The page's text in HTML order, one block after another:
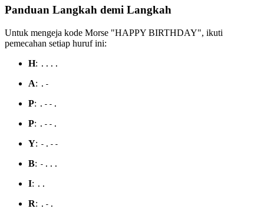
Panduan Langkah demi Langkah
Untuk mengeja kode Morse "HAPPY BIRTHDAY", ikuti
pemecahan setiap huruf ini:
H: ....
A: .-
P: .--.
P: .--.
Y: -.--
B: -...
I: ..
R: .-.